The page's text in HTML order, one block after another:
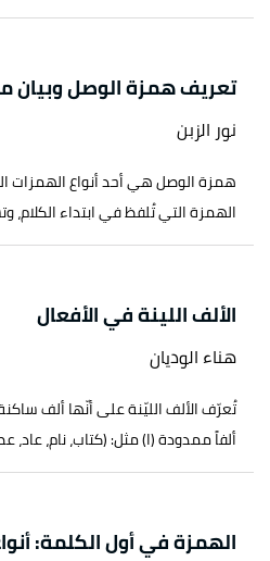
تعريف همزة الوصل وبيان
نور الزبن
همزة الوصل هي أحد أنواع الهمزات
الهمزة التي تُلفظ في ابتداء الكلام،
الألف اللينة في الأفعال
هناء الوديان
تُعرّف الألف الليّنة على أنّها ألف
ألفاً ممدودة (ا) مثل: (كتاب، نام، عاد،
الهمزة في أول الكلمة: